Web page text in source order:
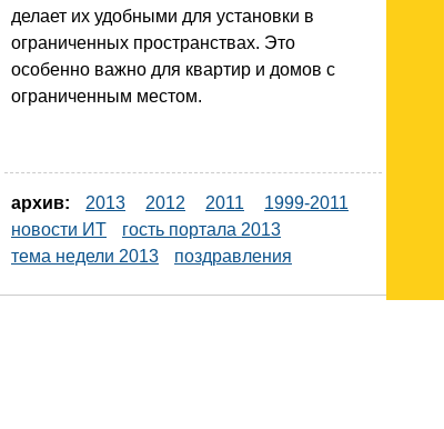
делает их удобными для установки в
ограниченных пространствах. Это
особенно важно для квартир и домов с
ограниченным местом.
архив: 2013 2012 2011
1999-2011
новости ИТ
гость портала 2013
тема недели 2013
поздравления